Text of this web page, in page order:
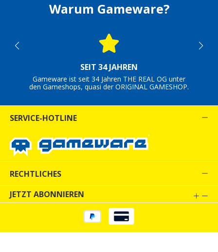
Warum Gameware?
SEIT 34 JAHREN
Gameware ist seit 34 Jahren THE REAL OG unter
den Gameshops, quasi der ORIGINAL GAMESHOP.
SERVICE-HOTLINE
RECHTLICHES
JETZT ABONNIEREN